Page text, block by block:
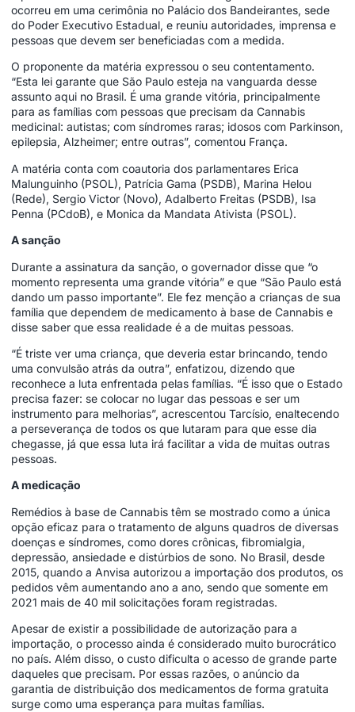
ocorreu em uma cerimônia no Palácio dos Bandeirantes, sede
do Poder Executivo Estadual, e reuniu autoridades, imprensa e
pessoas que devem ser beneficiadas com a medida.
O proponente da matéria expressou o seu contentamento.
“Esta lei garante que São Paulo esteja na vanguarda desse
assunto aqui no Brasil. É uma grande vitória, principalmente
para as famílias com pessoas que precisam da Cannabis
medicinal: autistas; com síndromes raras; idosos com Parkinson,
epilepsia, Alzheimer; entre outras”, comentou França.
A matéria conta com coautoria dos parlamentares Erica
Malunguinho (PSOL), Patrícia Gama (PSDB), Marina Helou
(Rede), Sergio Victor (Novo), Adalberto Freitas (PSDB), Isa
Penna (PCdoB), e Monica da Mandata Ativista (PSOL).
A sanção
Durante a assinatura da sanção, o governador disse que “o
momento representa uma grande vitória” e que “São Paulo está
dando um passo importante”. Ele fez menção a crianças de sua
família que dependem de medicamento à base de Cannabis e
disse saber que essa realidade é a de muitas pessoas.
“É triste ver uma criança, que deveria estar brincando, tendo
uma convulsão atrás da outra”, enfatizou, dizendo que
reconhece a luta enfrentada pelas famílias. “É isso que o Estado
precisa fazer: se colocar no lugar das pessoas e ser um
instrumento para melhorias”, acrescentou Tarcísio, enaltecendo
a perseverança de todos os que lutaram para que esse dia
chegasse, já que essa luta irá facilitar a vida de muitas outras
pessoas.
A medicação
Remédios à base de Cannabis têm se mostrado como a única
opção eficaz para o tratamento de alguns quadros de diversas
doenças e síndromes, como dores crônicas, fibromialgia,
depressão, ansiedade e distúrbios de sono. No Brasil, desde
2015, quando a Anvisa autorizou a importação dos produtos, os
pedidos vêm aumentando ano a ano, sendo que somente em
2021 mais de 40 mil solicitações foram registradas.
Apesar de existir a possibilidade de autorização para a
importação, o processo ainda é considerado muito burocrático
no país. Além disso, o custo dificulta o acesso de grande parte
daqueles que precisam. Por essas razões, o anúncio da
garantia de distribuição dos medicamentos de forma gratuita
surge como uma esperança para muitas famílias.